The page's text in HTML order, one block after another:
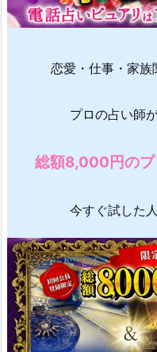
恋愛・仕事・家族
プロの占い師
総額8,000円のプ
今すぐ試した